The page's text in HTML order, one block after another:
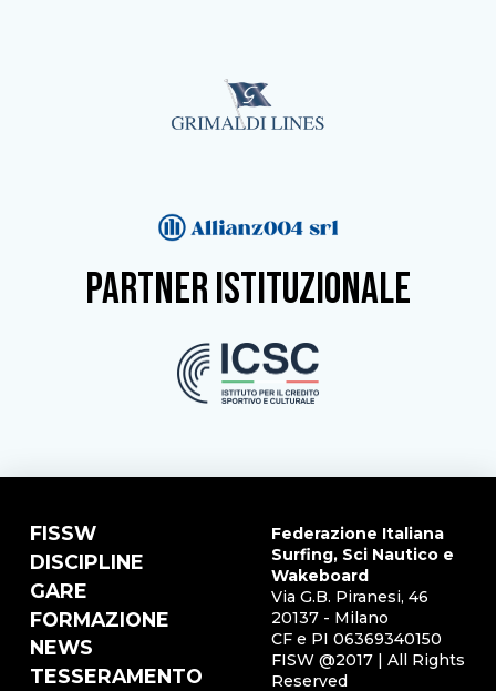
partner istituzionale
FISSW
DISCIPLINE
GARE
FORMAZIONE
NEWS
TESSERAMENTO
Federazione Italiana
Surfing, Sci Nautico e
Wakeboard
Via G.B. Piranesi, 46
20137 - Milano
CF e PI 06369340150
FISW @2017 | All Rights
Reserved